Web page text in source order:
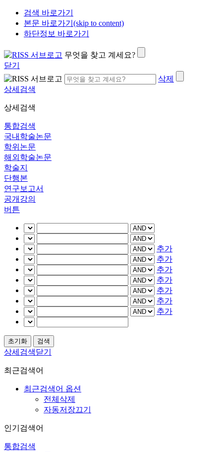
검색 바로가기
본문 바로가기(skip to content)
하단정보 바로가기
무엇을 찾고 계세요?
닫기
삭제
상세검색
상세검색
통합검색
국내학술논문
학위논문
해외학술논문
학술지
단행본
연구보고서
공개강의
버튼
추가
추가
추가
추가
추가
추가
추가
상세검색닫기
최근검색어
최근검색어 옵션
전체삭제
자동저장끄기
인기검색어
통합검색